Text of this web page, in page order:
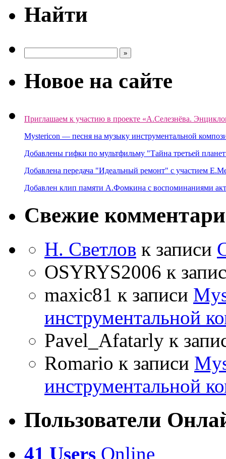
Найти
Новое на сайте
Приглашаем к участию в проекте «А.Селезнёва.
Mystericon — песня на музыку инструментальной
Добавлены гифки по мультфильму "Тайна третьей
Добавлена передача "Идеальный ремонт" с участием
Добавлен клип памяти А.Фомкина с воспоминаниями
Свежие
Н. Светлов к записи
OSYRYS2006 к
maxic81 к записи
инструментальной
Pavel_Afatarly к
Romario к записи
инструментальной
Пользователи
41 Users Online